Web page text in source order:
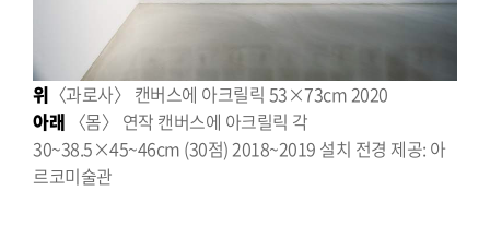
위 〈과로사〉 캔버스에 아크릴릭 53×73cm 2020
아래 〈몸〉 연작 캔버스에 아크릴릭 각
30~38.5×45~46cm (30점) 2018~2019 설치 전경 제공: 아
르코미술관